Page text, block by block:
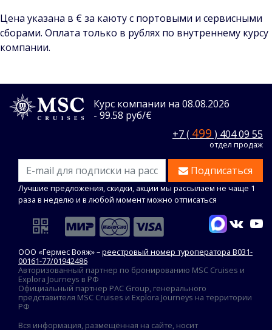
Цена указана в € за каюту с портовыми и сервисными
сборами. Оплата только в рублях по внутреннему курсу
компании.
Курс компании на 08.08.2026
- 99.58 руб/€
+7 ( 499 ) 404 09 55
отдел продаж
Подписаться
Лучшие предложения, скидки, акции мы рассылаем не чаще 1
раза в неделю и в любой момент можно отписаться
ООО «Гермес Вояж» –реестровый номер туроператора В031-
00161-77/01942486
Авторизованный партнер по бронированию MSC Cruises и
Explora Journeys в РФ
Официальный партнер PAC Group, генерального
представителя MSC Cruises и Explora Journeys на территории
РФ
Вся информация, размещённая на сайте, носит